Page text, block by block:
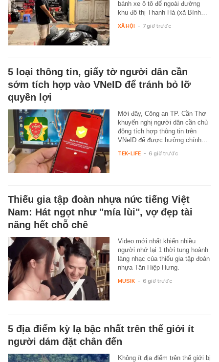
bánh xe ô tô để ngoài đường
khu đô thị Thanh Hà (xã Bình…
XÃ HỘI - 7 giờ trước
5 loại thông tin, giấy tờ người dân cần
sớm tích hợp vào VNeID để tránh bỏ lỡ
quyền lợi
Mới đây, Công an TP. Cần Thơ
khuyến nghị người dân cần chủ
động tích hợp thông tin trên
VNeID để được hưởng chính…
TEK-LIFE - 6 giờ trước
Thiếu gia tập đoàn nhựa nức tiếng Việt
Nam: Hát ngọt như "mía lùi", vợ đẹp tài
năng hết chỗ chê
Video mới nhất khiến nhiều
người nhớ lại 1 thời tung hoành
làng nhạc của thiếu gia tập đoàn
nhựa Tân Hiệp Hưng.
MUSIK - 6 giờ trước
5 địa điểm kỳ lạ bậc nhất trên thế giới ít
người dám đặt chân đến
Không ít địa điểm trên thế giới bị